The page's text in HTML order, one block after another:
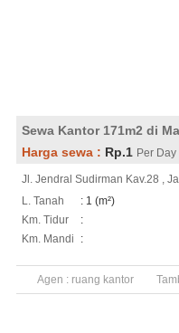
Sewa Kantor 171m2 di
Harga sewa : Rp.1 Per Day
Jl. Jendral Sudirman Kav.28 ,
L. Tanah
: 1 (m²)
Km. Tidur
:
Km. Mandi
:
Agen : ruang kantor